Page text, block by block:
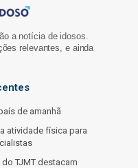
a notícia de idosos.
relevantes, e ainda
de amanhã
atividade física para
TJMT destacam